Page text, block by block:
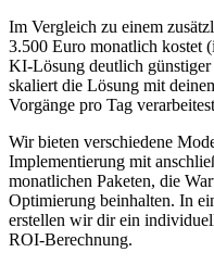
Im Vergleich zu einem
3.500 Euro monatlich kostet
KI-Lösung deutlich
skaliert die Lösung mit
Vorgänge pro Tag
Wir bieten verschiedene
Implementierung mit
monatlichen Paketen, die
Optimierung beinhalten. In
erstellen wir dir ein
ROI-Berechnung.